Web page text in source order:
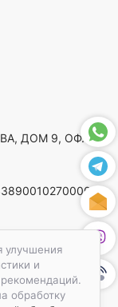
улучшения
и
обработку
ДОМ 9, ОФ. 5,
в
Минский